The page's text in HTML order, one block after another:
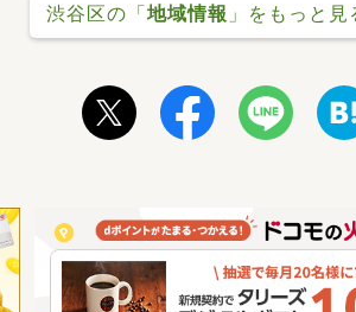
渋谷区の「地域情報 」をもっと見